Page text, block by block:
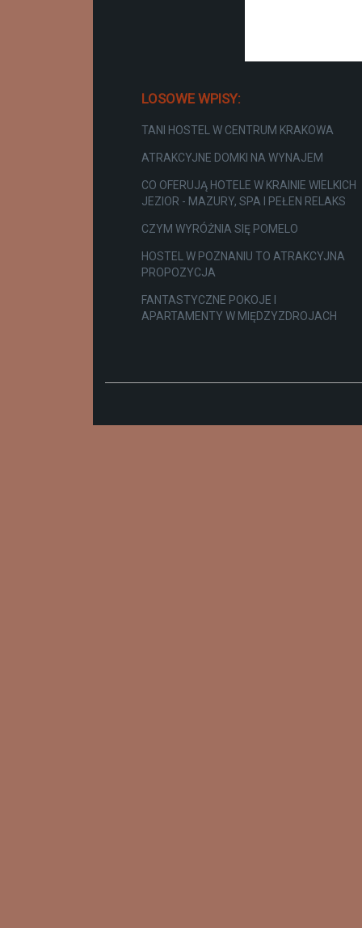
LOSOWE WPISY:
TANI HOSTEL W CENTRUM KRAKOWA
ATRAKCYJNE DOMKI NA WYNAJEM
CO OFERUJĄ HOTELE W KRAINIE WIELKICH
JEZIOR - MAZURY, SPA I PEŁEN RELAKS
CZYM WYRÓŻNIA SIĘ POMELO
HOSTEL W POZNANIU TO ATRAKCYJNA
PROPOZYCJA
FANTASTYCZNE POKOJE I
APARTAMENTY W MIĘDZYZDROJACH